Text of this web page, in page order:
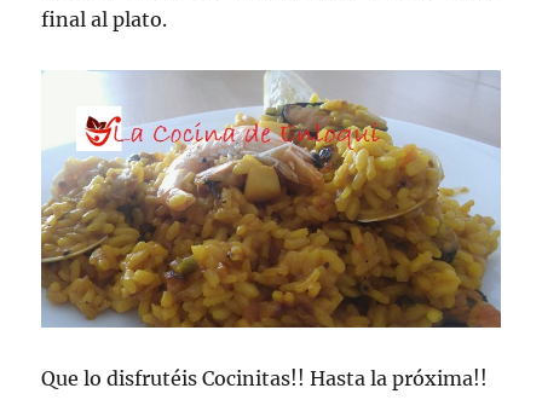
final al plato.
Que lo disfrutéis Cocinitas!! Hasta la próxima!!